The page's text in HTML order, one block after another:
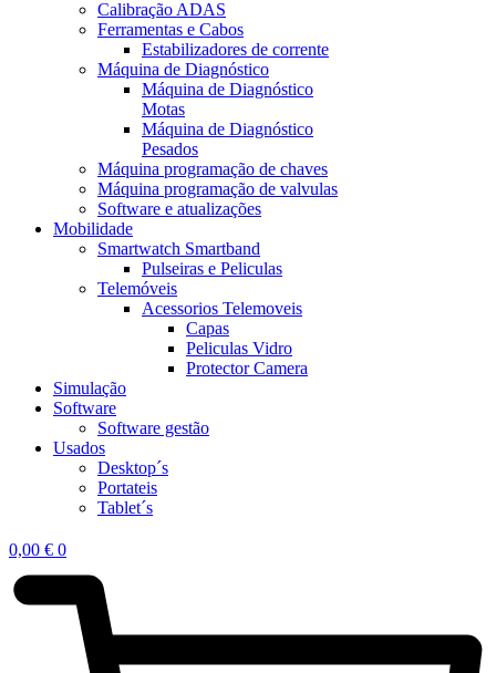
Calibração ADAS
Ferramentas e Cabos
Estabilizadores de corrente
Máquina de Diagnóstico
Máquina de Diagnóstico
Motas
Máquina de Diagnóstico
Pesados
Máquina programação de chaves
Máquina programação de valvulas
Software e atualizações
Mobilidade
Smartwatch Smartband
Pulseiras e Peliculas
Telemóveis
Acessorios Telemoveis
Capas
Peliculas Vidro
Protector Camera
Simulação
Software
Software gestão
Usados
Desktop´s
Portateis
Tablet´s
0,00 € 0